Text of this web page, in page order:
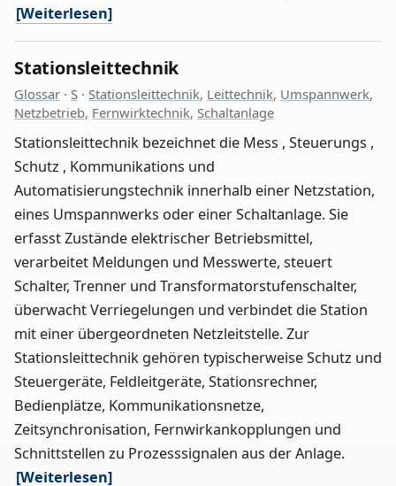
[Weiterlesen]
Stationsleittechnik
Glossar · S · Stationsleittechnik, Leittechnik, Umspannwerk,
Netzbetrieb, Fernwirktechnik, Schaltanlage
Stationsleittechnik bezeichnet die Mess , Steuerungs ,
Schutz , Kommunikations und
Automatisierungstechnik innerhalb einer Netzstation,
eines Umspannwerks oder einer Schaltanlage. Sie
erfasst Zustände elektrischer Betriebsmittel,
verarbeitet Meldungen und Messwerte, steuert
Schalter, Trenner und Transformatorstufenschalter,
überwacht Verriegelungen und verbindet die Station
mit einer übergeordneten Netzleitstelle. Zur
Stationsleittechnik gehören typischerweise Schutz und
Steuergeräte, Feldleitgeräte, Stationsrechner,
Bedienplätze, Kommunikationsnetze,
Zeitsynchronisation, Fernwirkankopplungen und
Schnittstellen zu Prozesssignalen aus der Anlage.
[Weiterlesen]